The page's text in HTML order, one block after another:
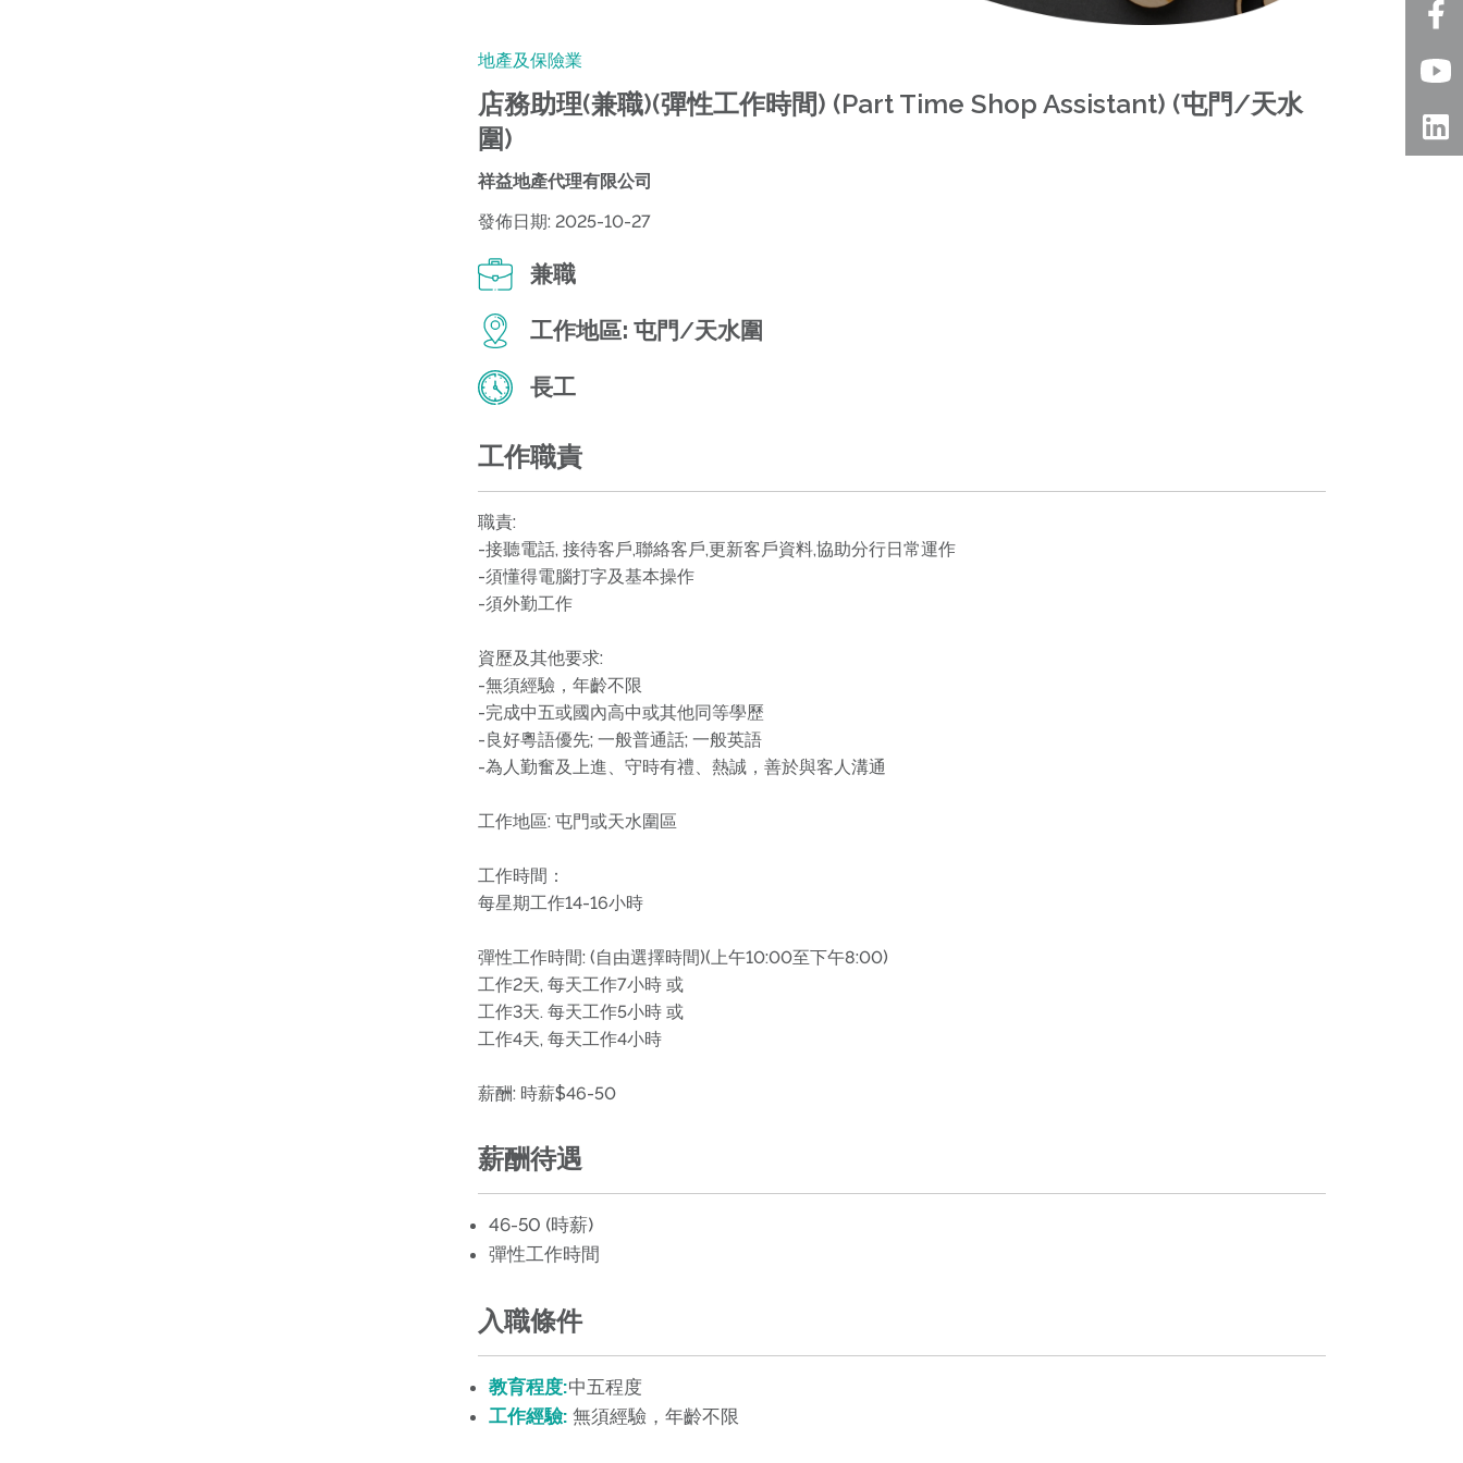
地產及保險業
店務助理(兼職)(彈性工作時間) (Part Time Shop Assistant) (屯門/天水
圍)
祥益地產代理有限公司
發佈日期: 2025-10-27
兼職
工作地區: 屯門/天水圍
長工
工作職責
職責:
-接聽電話, 接待客戶,聯絡客戶,更新客戶資料,協助分行日常運作
-須懂得電腦打字及基本操作
-須外勤工作
資歷及其他要求:
-無須經驗，年齡不限
-完成中五或國內高中或其他同等學歷
-良好粵語優先; 一般普通話; 一般英語
-為人勤奮及上進、守時有禮、熱誠，善於與客人溝通
工作地區: 屯門或天水圍區
工作時間：
每星期工作14-16小時
彈性工作時間: (自由選擇時間)(上午10:00至下午8:00)
工作2天, 每天工作7小時 或
工作3天. 每天工作5小時 或
工作4天, 每天工作4小時
薪酬: 時薪$46-50
薪酬待遇
46-50 (時薪)
彈性工作時間
入職條件
教育程度:中五程度
工作經驗: 無須經驗，年齡不限